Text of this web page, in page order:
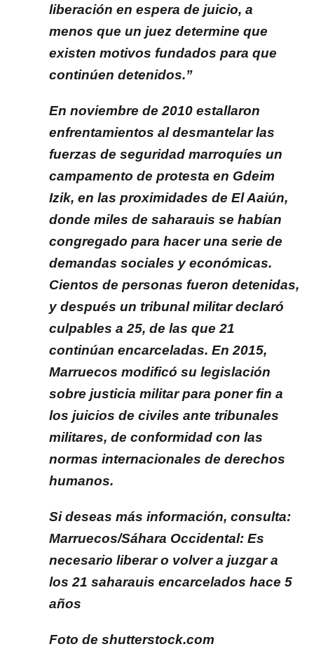
liberación en espera de juicio, a
menos que un juez determine que
existen motivos fundados para que
continúen detenidos.”
En noviembre de 2010 estallaron
enfrentamientos al desmantelar las
fuerzas de seguridad marroquíes un
campamento de protesta en Gdeim
Izik, en las proximidades de El Aaiún,
donde miles de saharauis se habían
congregado para hacer una serie de
demandas sociales y económicas.
Cientos de personas fueron detenidas,
y después un tribunal militar declaró
culpables a 25, de las que 21
continúan encarceladas. En 2015,
Marruecos modificó su legislación
sobre justicia militar para poner fin a
los juicios de civiles ante tribunales
militares, de conformidad con las
normas internacionales de derechos
humanos.
Si deseas más información, consulta:
Marruecos/Sáhara Occidental: Es
necesario liberar o volver a juzgar a
los 21 saharauis encarcelados hace 5
años
Foto de shutterstock.com